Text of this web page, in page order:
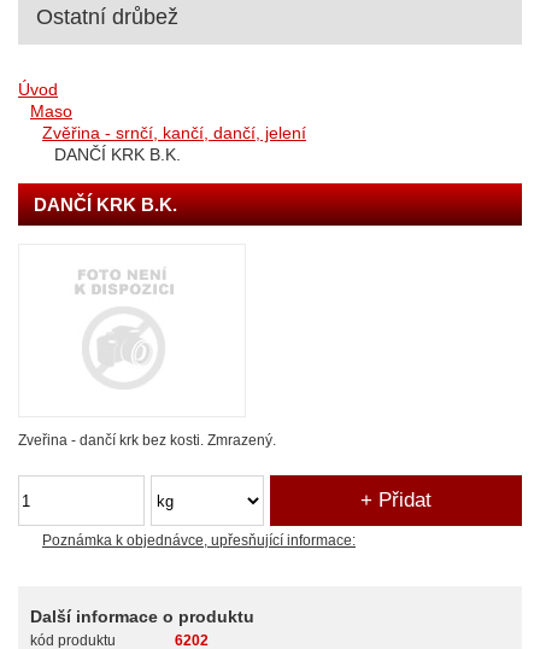
Úvod
Maso
Zvěřina - srnčí, kančí, dančí, jelení
DANČÍ KRK B.K.
DANČÍ KRK B.K.
Zveřina - dančí krk bez kosti. Zmrazený.
Poznámka k objednávce, upřesňující informace:
Další informace o produktu
kód produktu 6202
Ostatní drůbež